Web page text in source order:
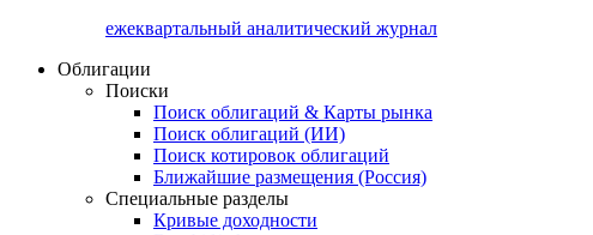
ежеквартальный аналитический журнал
Облигации
Поиски
Поиск облигаций & Карты рынка
Поиск облигаций (ИИ)
Поиск котировок облигаций
Ближайшие размещения (Россия)
Специальные разделы
Кривые доходности